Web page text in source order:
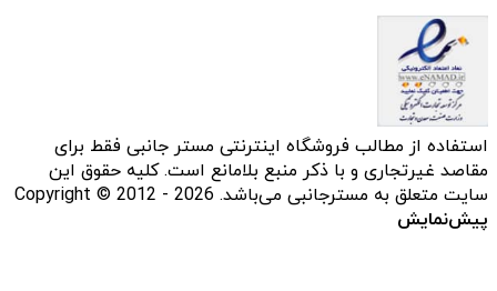
استفاده از مطالب فروشگاه اینترنتی مستر جانبی فقط برای
مقاصد غیرتجاری و با ذکر منبع بلامانع است. کلیه حقوق این
سایت متعلق به مسترجانبی می‌باشد. Copyright © 2012 - 2026
پیش‌نمایش